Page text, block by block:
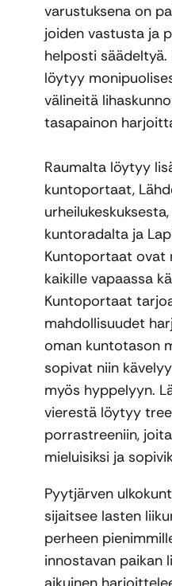
varustuksena on
joiden vastusta ja
helposti
löytyy
välineitä
tasapainon
Raumalta löytyy
kuntoportaat,
kuntoradalta ja
Kuntoportaat ovat
kaikille vapaassa
Kuntoportaat
mahdollisuudet
oman kuntotason
sopivat niin
myös hyppelyyn.
vierestä löytyy
porrastreeniin,
mieluisiksi ja
Pyytjärven
sijaitsee lasten
perheen
innostavan paikan